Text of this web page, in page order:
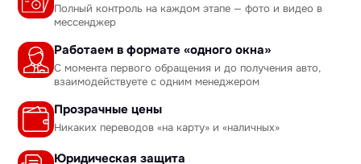
Полный контроль на каждом этапе — фото и видео в
мессенджер
Работаем в формате «одного окна»
С момента первого обращения и до получения авто,
взаимодействуете с одним менеджером
Прозрачные цены
Никаких переводов «на карту» и «наличных»
Юридическая защита